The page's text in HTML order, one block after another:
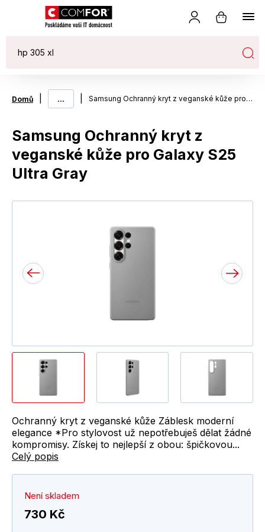
Domů ... Samsung Ochranný kryt z veganské kůže pro Galaxy S25 Ultra Gray
Samsung Ochranný kryt z
veganské kůže pro Galaxy S25
Ultra Gray
Ochranný kryt z veganské kůže Záblesk moderní
elegance *Pro stylovost už nepotřebuješ dělat žádné
kompromisy. Získej to nejlepší z obou: špičkovou...
Celý popis
Není skladem
730 Kč